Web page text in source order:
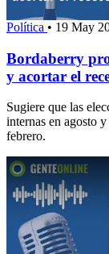
Política • 19 May
Bordaberry
y acortar el
Sugiere que las
internas en agosto
febrero.